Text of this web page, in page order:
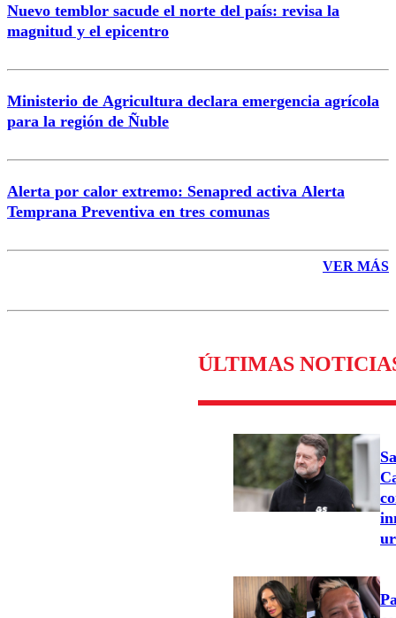
Nuevo temblor sacude el norte del país: revisa la
magnitud y el epicentro
Ministerio de Agricultura declara emergencia agrícola
para la región de Ñuble
Alerta por calor extremo: Senapred activa Alerta
Temprana Preventiva en tres comunas
VER MÁS
ÚLTIMAS